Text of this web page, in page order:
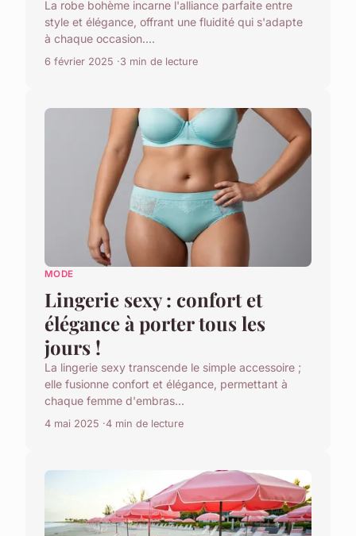
La robe bohème incarne l'alliance parfaite entre
style et élégance, offrant une fluidité qui s'adapte
à chaque occasion....
6 février 2025 3 min de lecture
MODE
Lingerie sexy : confort et
élégance à porter tous les
jours !
La lingerie sexy transcende le simple accessoire ;
elle fusionne confort et élégance, permettant à
chaque femme d'embras...
4 mai 2025 4 min de lecture